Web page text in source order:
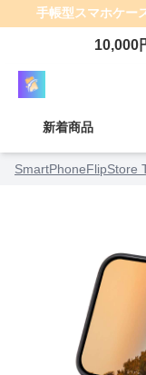
手帳型スマホケー
10,000
新着商品
SmartPhoneFlipStore